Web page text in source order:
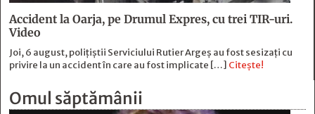
Accident la Oarja, pe Drumul Expres, cu trei TIR-uri.
Video
Joi, 6 august, polițiștii Serviciului Rutier Argeș au fost sesizați cu
privire la un accident în care au fost implicate […] Citește!
Omul săptămânii